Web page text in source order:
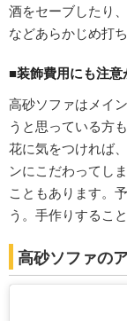
酒をセーブしたり
などあらかじめ打
■装飾費用にも注意
高砂ソファはメイ
うと思っている方
花に気をつければ
ンにこだわってし
こともあります。
う。手作りするこ
高砂ソファの